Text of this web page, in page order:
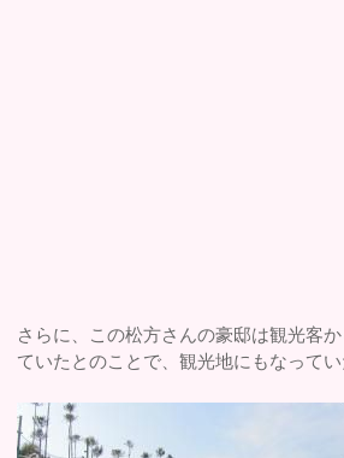
さらに、この松方さんの豪邸は観光客
ていたとのことで、観光地にもなってい